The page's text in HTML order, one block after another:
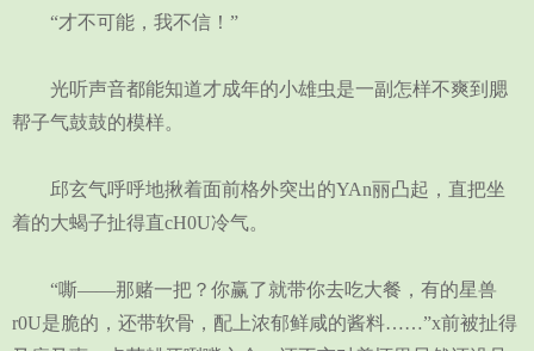
“才不可能，我不信！”
光听声音都能知道才成年的小雄虫是一副怎样不爽到腮
帮子气鼓鼓的模样。
邱玄气呼呼地揪着面前格外突出的YAn丽凸起，直把坐
着的大蝎子扯得直cH0U冷气。
“嘶——那赌一把？你赢了就带你去吃大餐，有的星兽
r0U是脆的，还带软骨，配上浓郁鲜咸的酱料……”x前被扯得